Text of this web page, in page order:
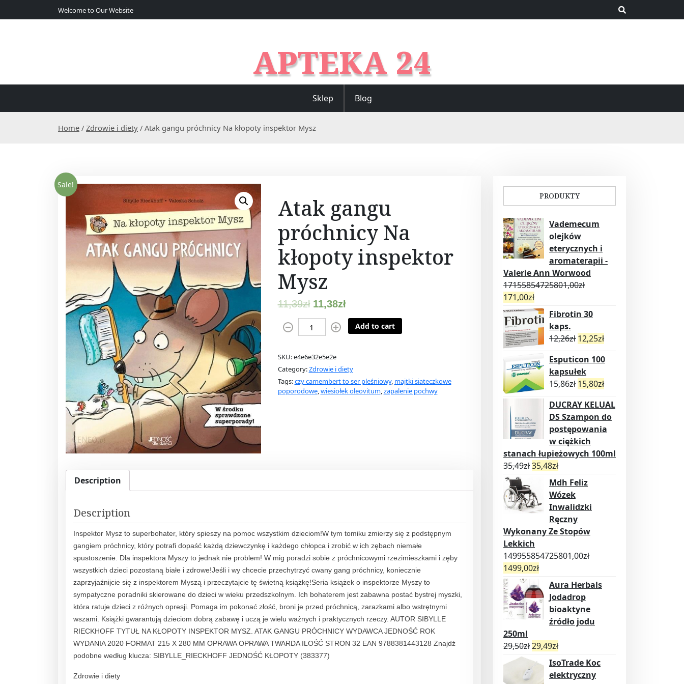
k
t
Welcome to Our Website
APTEKA 24
Sklep Blog
Home / Zdrowie i diety / Atak gangu próchnicy Na kłopoty inspektor Mysz
Sale!
Atak gangu
próchnicy Na
kłopoty inspektor
Mysz
11,39zł 11,38zł
k
g
a
n
n
y
N
a
k
ł
o
p
o
t
y
i
Add to cart
SKU:e4e6e32e5e2e
Category:Zdrowie i diety
Tags:czy camembert to ser pleśniowy, majtki siateczkowe
poporodowe,wiesiołek oleovitum,zapalenie pochwy
Description
Description
Inspektor Mysz to superbohater, który spieszy na pomoc wszystkim dzieciom!W tym tomiku zmierzy się z podstępnym
gangiem próchnicy, który potrafi dopaść każdą dziewczynkę i każdego chłopca i zrobić w ich zębach niemałe
spustoszenie. Dla inspektora Myszy to jednak nie problem! W mig poradzi sobie z próchnicowymi rzezimieszkami i zęby
wszystkich dzieci pozostaną białe i zdrowe!Jeśli i wy chcecie przechytrzyć cwany gang próchnicy, koniecznie
zaprzyjaźnijcie się z inspektorem Myszą i przeczytajcie tę świetną książkę!Seria książek o inspektorze Myszy to
sympatyczne poradniki skierowane do dzieci w wieku przedszkolnym. Ich bohaterem jest zabawna postać bystrej myszki,
która ratuje dzieci z różnych opresji. Pomaga im pokonać złość, broni je przed próchnicą, zarazkami albo wstrętnymi
wszami. Książki gwarantują dzieciom dobrą zabawę i uczą je wielu ważnych i praktycznych rzeczy. AUTOR SIBYLLE
RIECKHOFF TYTUŁ NA KŁOPOTY INSPEKTOR MYSZ. ATAK GANGU PRÓCHNICY WYDAWCA JEDNOŚĆ ROK
WYDANIA 2020 FORMAT 215 X 280 MM OPRAWA OPRAWA TWARDA ILOŚĆ STRON 32 EAN 9788381443128 Znajdź
podobne według klucza: SIBYLLE_RIECKHOFF JEDNOŚĆ KŁOPOTY (383377)
Zdrowie i diety
PRODUKTY
Vademecum
olejków
eterycznych i
aromaterapii -
Valerie Ann Worwood
17155854725801,00zł
171,00zł
Fibrotin 30
kaps.
12,26zł 12,25zł
Esputicon 100
kapsułek
15,86zł 15,80zł
DUCRAY KELUAL
DS Szampon do
postępowania
w ciężkich
stanach łupieżowych 100ml
35,49zł35,48zł
Mdh Feliz
Wózek
Inwalidzki
Ręczny
Wykonany Ze Stopów
Lekkich
149955854725801,00zł
1499,00zł
Aura Herbals
Jodadrop
bioaktyne
źródło jodu
250ml
29,50zł29,49zł
IsoTrade Koc
elektryczny